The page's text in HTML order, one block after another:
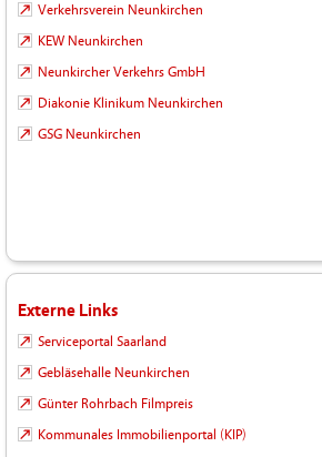
Verkehrsverein Neunkirchen
KEW Neunkirchen
Neunkircher Verkehrs GmbH
Diakonie Klinikum Neunkirchen
GSG Neunkirchen
Externe Links
Serviceportal Saarland
Gebläsehalle Neunkirchen
Günter Rohrbach Filmpreis
Kommunales Immobilienportal (KIP)